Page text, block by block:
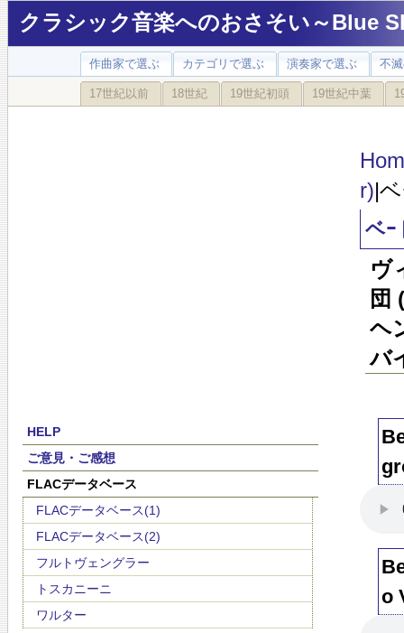
クラシック音楽へのおさそい～Blue
作曲家で選ぶ カテゴリで選ぶ 演奏家で選ぶ 不
17世紀以前 18世紀 19世紀初頭 19世紀中葉
HELP
ご意見・ご感想
FLACデータベース
FLACデータベース(1)
FLACデータベース(2)
フルトヴェングラー
トスカニーニ
ワルター
r)|
ベｰ
ヴ
団
ヘ
バ
o